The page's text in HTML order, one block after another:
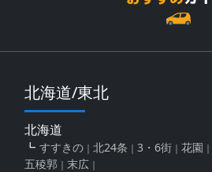
北海道/東北
北海道
すすきの 北24条 3・6街 花園
五稜郭
末広